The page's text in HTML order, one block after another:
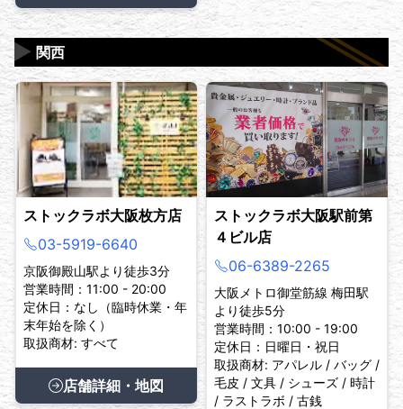
関西
▶
ストックラボ大阪枚方店
03-5919-6640
京阪御殿山駅より徒歩3分
営業時間：11:00 - 20:00
定休日：なし（臨時休業・年
末年始を除く）
取扱商材: すべて
店舗詳細・地図
ストックラボ大阪駅前第
４ビル店
06-6389-2265
大阪メトロ御堂筋線 梅田駅
より徒歩5分
営業時間：10:00 - 19:00
定休日：日曜日・祝日
取扱商材: アパレル / バッグ /
毛皮 / 文具 / シューズ / 時計
/ ラストラボ / 古銭